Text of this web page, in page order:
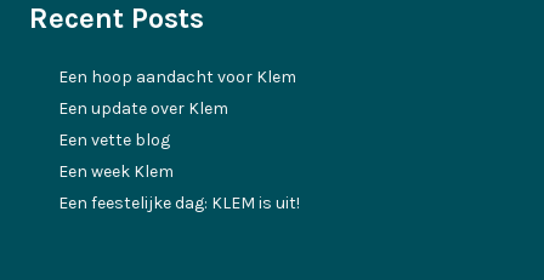
Recent Posts
Een hoop aandacht voor Klem
Een update over Klem
Een vette blog
Een week Klem
Een feestelijke dag: KLEM is uit!